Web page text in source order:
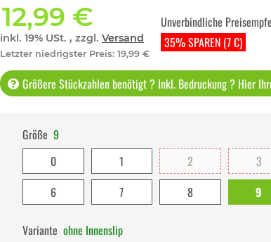
12,99 €
inkl. 19% USt. , zzgl. Versand
Letzter niedrigster Preis: 19,99 €
35% SPAREN (7 €)
Unverbindliche
Größere Stückzahlen benötigt ? Inkl. Bedruckung ? Hier
Größe 9
0
1 2 3
6
7 8 9
Variante ohne Innenslip